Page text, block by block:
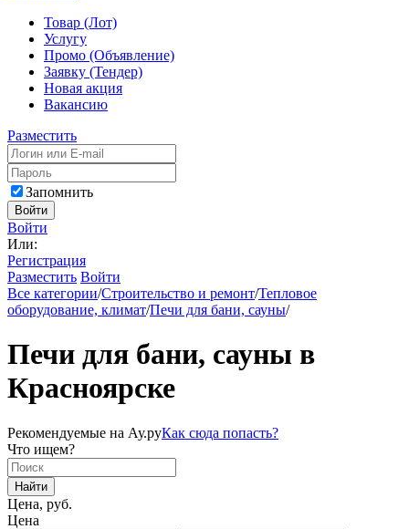
Товар (Лот)
Услугу
Промо (Объявление)
Заявку (Тендер)
Новая акция
Вакансию
Разместить
Запомнить
Войти
Войти
Или:
Регистрация
Разместить Войти
Все категории/Строительство и ремонт/Тепловое
оборудование, климат/Печи для бани, сауны/
Печи для бани, сауны в
Красноярске
Рекомендуемые на Ау.руКак сюда попасть?
Что ищем?
Найти
Цена, руб.
Цена